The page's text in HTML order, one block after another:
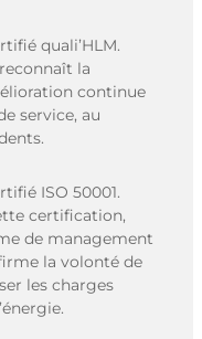
quali’HLM.
la
continue
service, au
ISO 50001.
certification,
de management
la volonté de
les charges